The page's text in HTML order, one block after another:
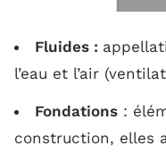
Fluides :
l’eau et l’air
Fondations :
construction, elles